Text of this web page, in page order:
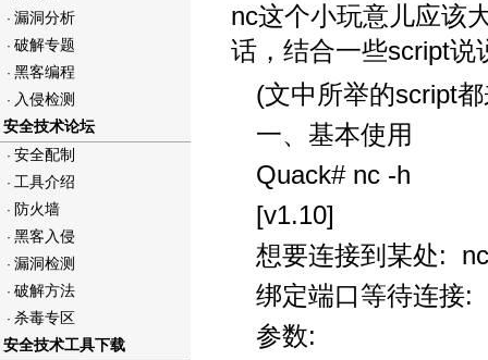
· 漏洞分析
· 破解专题
· 黑客编程
· 入侵检测
安全技术论坛
· 安全配制
· 工具介绍
· 防火墙
· 黑客入侵
· 漏洞检测
· 破解方法
· 杀毒专区
安全技术工具下载
nc这个小玩意儿应该
话，结合一些script说
(文中所举的script
一、基本使用
Quack# nc -h
[v1.10]
想要连接到某处:
绑定端口等待连接:
参数: